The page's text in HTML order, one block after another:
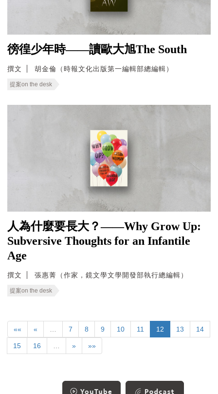
徬徨少年時——讀歐大旭The South
撰文 胡金倫（時報文化出版第一編輯部總編輯）
提案on the desk
人為什麼要長大？——Why Grow Up:
Subversive Thoughts for an Infantile
Age
撰文 張惠菁（作家，鏡文學文學開發部執行總編輯）
提案on the desk
«« « 7 8 9 10 11 12 13 14
15 16 » »»